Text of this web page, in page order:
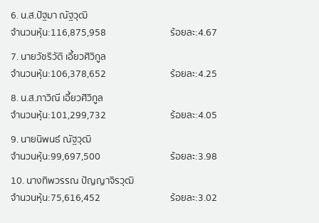
6. น.ส.ปัฐมา ณัฐวุฒิ
จำนวนหุ้น:116,875,958
ร้อยละ:4.67
7. นายวัชริวัติ เอี้ยวศิวิกูล
จำนวนหุ้น:106,378,652
ร้อยละ:4.25
8. น.ส.ภาวิณี เอี้ยวศิวิกูล
จำนวนหุ้น:101,299,732
ร้อยละ:4.05
9. นายนิพนธ์ ณัฐวุฒิ
จำนวนหุ้น:99,697,500
ร้อยละ:3.98
10. นางทิพวรรณ ปัญญาจิรวุฒิ
จำนวนหุ้น:75,616,452
ร้อยละ:3.02